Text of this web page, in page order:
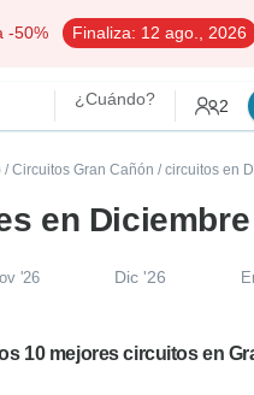
-50% Finaliza: 12 ago., 2026
¿Cuándo? 2
/ Circuitos Gran Cañón / circuitos en
en
'26 Dic '26
10 mejores circuitos en